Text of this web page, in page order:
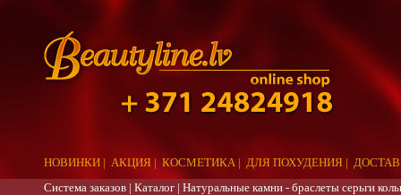
НОВИНКИ | АКЦИЯ | КОСМЕТИКА | ДЛЯ ПОХУДЕНИЯ |
Система заказов | Каталог | Натуральные камни - браслеты серьги